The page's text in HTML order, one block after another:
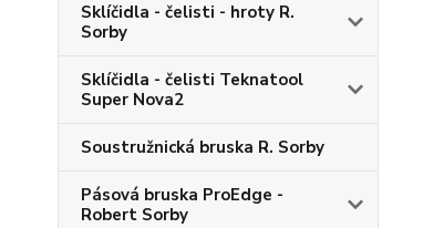
Sklíčidla - čelisti - hroty R.
Sorby
Sklíčidla - čelisti Teknatool
Super Nova2
Soustružnická bruska R. Sorby
Pásová bruska ProEdge -
Robert Sorby